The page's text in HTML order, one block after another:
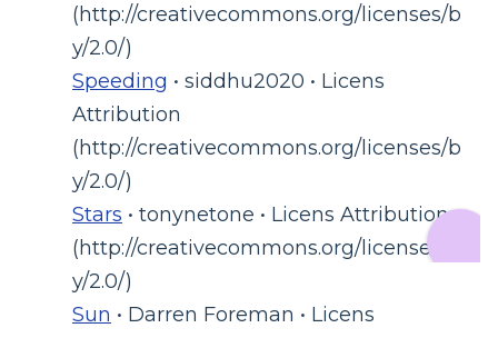
(http://creativecommons.org/licenses/b
y/2.0/)
Speeding • siddhu2020 • Licens
Attribution
(http://creativecommons.org/licenses/b
y/2.0/)
Stars • tonynetone • Licens Attribution
(http://creativecommons.org/licenses/b
y/2.0/)
Sun • Darren Foreman • Licens